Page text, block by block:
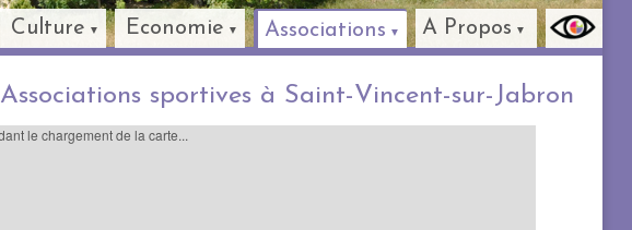
Culture Economie Associations A Propos
Associations sportives à Saint-Vincent-sur-Jabron